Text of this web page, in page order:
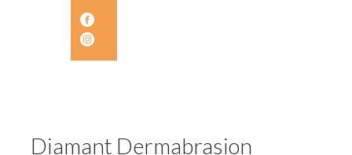
​Diamant Dermabrasion